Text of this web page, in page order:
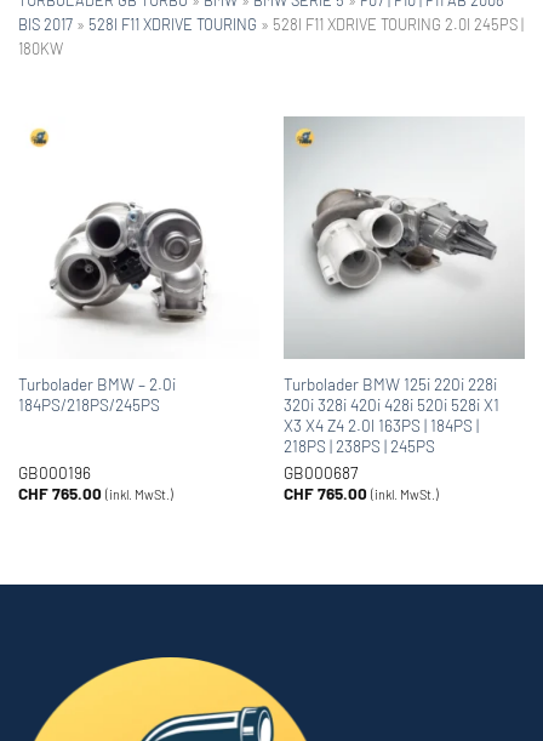
BIS 2017 » 528I F11 XDRIVE TOURING » 528I F11 XDRIVE TOURING 2.0I 245PS |
180KW
Turbolader BMW – 2.0i
184PS/218PS/245PS
GB000196
CHF765.00 (inkl. MwSt.)
Turbolader BMW 125i 220i 228i
320i 328i 420i 428i 520i 528i X1
X3 X4 Z4 2.0l 163PS | 184PS |
218PS | 238PS | 245PS
GB000687
CHF765.00 (inkl. MwSt.)